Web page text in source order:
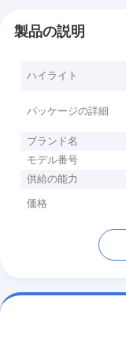
製品の説明
ハイライト
パッケージの詳細
ブランド名
モデル番号
供給の能力
価格